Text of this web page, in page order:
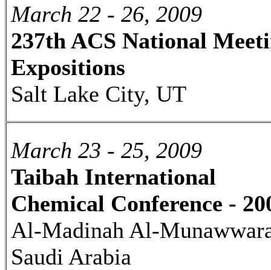
March 22 - 26, 2009
237th ACS National
Expositions
Salt Lake City, UT
March 23 - 25, 2009
Taibah International
Chemical Conference -
Al-Madinah Al-
Saudi Arabia